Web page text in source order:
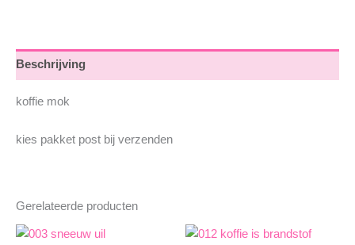
Beschrijving
koffie mok
kies pakket post bij verzenden
Gerelateerde producten